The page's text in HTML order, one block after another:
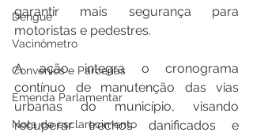
Dengue
Vacinômetro
Convênios e Parcerias
Emenda Parlamentar
Nota de esclarecimento
garantir mais segurança para
motoristas e pedestres.
A ação integra o cronograma
contínuo de manutenção das vias
urbanas do município, visando
recuperar trechos danificados e